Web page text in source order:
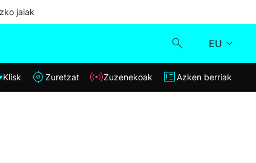
jaiak
EU
Klisk
Klisk Zuretzat Zuzenekoak Azken berriak